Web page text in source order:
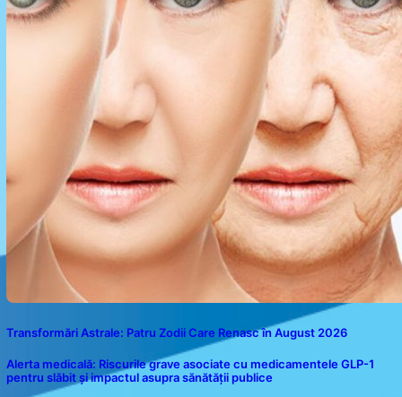
Transformări Astrale: Patru Zodii Care Renasc în August 2026
Alerta medicală: Riscurile grave asociate cu medicamentele GLP-1
pentru slăbit și impactul asupra sănătății publice